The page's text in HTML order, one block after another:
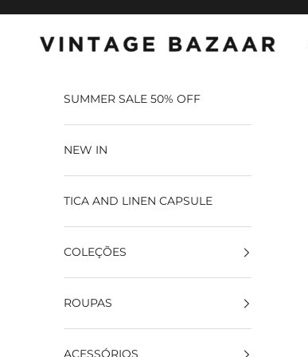
Vintage Bazaar
SUMMER SALE 50% OFF
NEW IN
TICA AND LINEN CAPSULE
COLEÇÕES
ROUPAS
ACESSÓRIOS